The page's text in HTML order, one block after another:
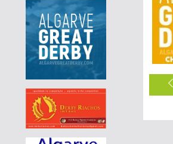
AGD WINTER RACE 2026 - 13A
DE-25-04117-1772|100 EUR
AGD WINTER RACE 2026 - 13A
DE-25-04117-1772|100 EUR
AGD WINTER RACE 2026 - 13A
DE-25-04117-1772|90 EUR
AGD WINTER RACE 2026 - 13A
DE-25-04117-1772|85 EUR
AGD WINTER RACE 2026 - 13A